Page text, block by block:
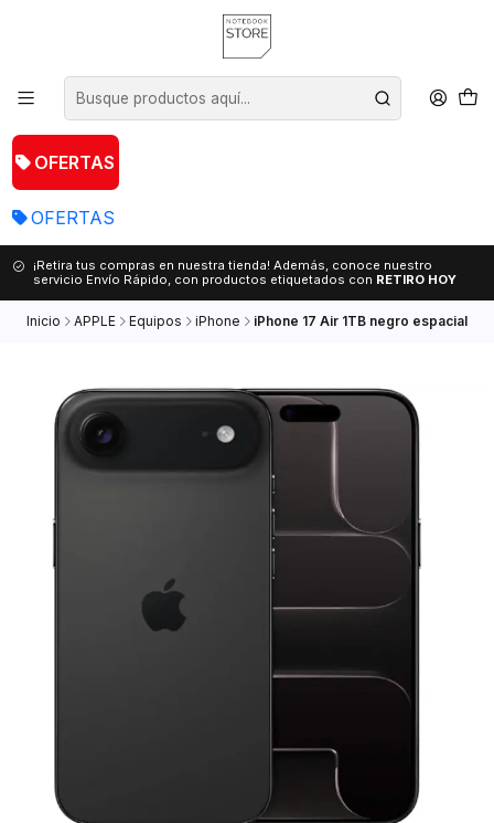
OFERTAS
OFERTAS
¡Retira tus compras en nuestra tienda! Además, conoce nuestro
servicio Envío Rápido, con productos etiquetados con RETIRO HOY
Inicio APPLE Equipos iPhone iPhone 17 Air 1TB negro espacial